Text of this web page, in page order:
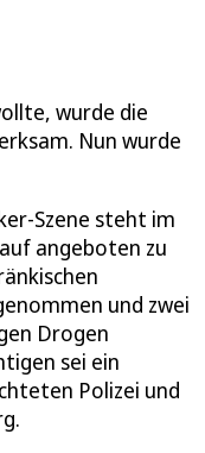
wurde die
Nun wurde
Szene steht im
angeboten zu
und zwei
Drogen
sei ein
Polizei und